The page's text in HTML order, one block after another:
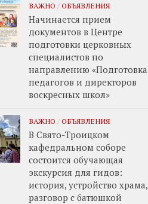
ВАЖНО / ОБЪЯВЛЕНИЯ
Начинается прием
документов в Центре
подготовки церковных
специалистов по
направлению «Подготовка
педагогов и директоров
воскресных школ»
ВАЖНО / ОБЪЯВЛЕНИЯ
В Свято-Троицком
кафедральном соборе
состоится обучающая
экскурсия для гидов:
история, устройство храма,
разговор с батюшкой